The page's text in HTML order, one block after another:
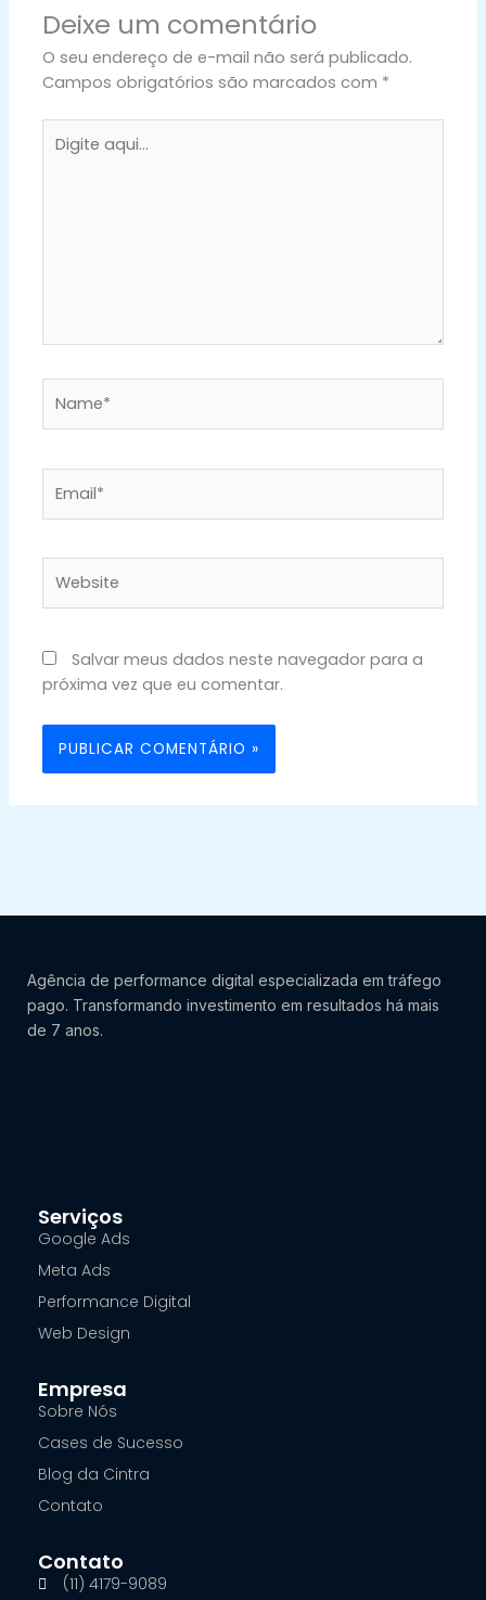
Deixe um comentário
O seu endereço de e-mail não será publicado.
Campos obrigatórios são marcados com *
aqui...
Salvar meus dados neste navegador para a
próxima vez que eu comentar.
Agência de performance digital especializada em tráfego
pago. Transformando investimento em resultados há mais
de 7 anos.
Serviços
Google Ads
Meta Ads
Performance Digital
Web Design
Empresa
Sobre Nós
Cases de Sucesso
Blog da Cintra
Contato
Contato
(11) 4179-9089